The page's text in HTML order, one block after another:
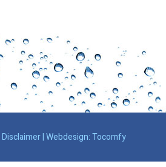
Disclaimer| Webdesign:Tocomfy